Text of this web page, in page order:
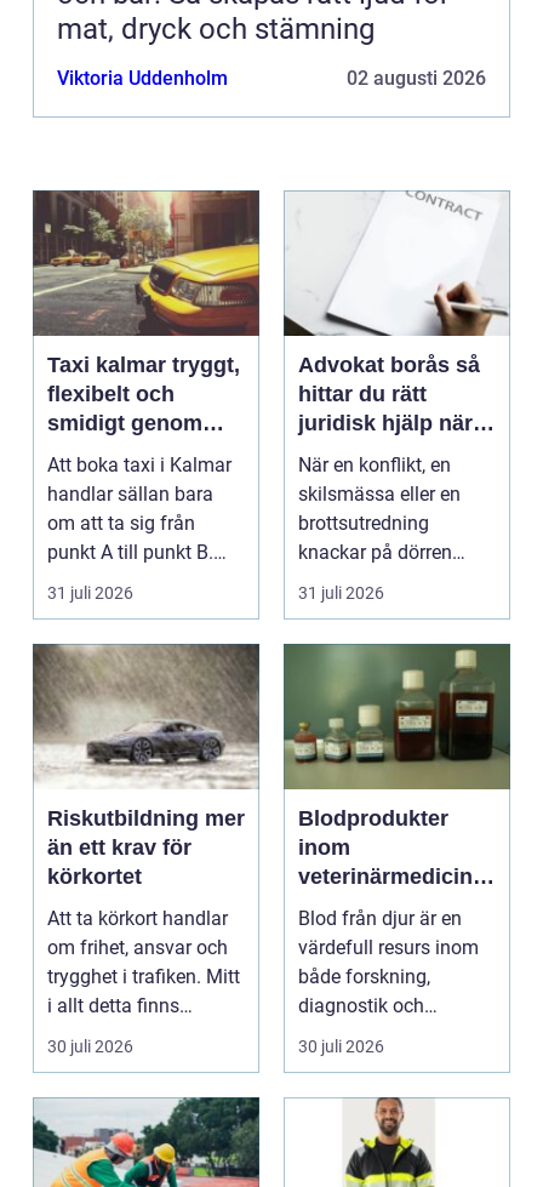
mat, dryck och stämning
Viktoria Uddenholm 02 augusti 2026
Taxi kalmar tryggt,
flexibelt och
smidigt genom
hela resan
Att boka taxi i Kalmar
handlar sällan bara
om att ta sig från
punkt A till punkt B.
För många är res...
31 juli 2026
Advokat borås så
hittar du rätt
juridisk hjälp när
livet krånglar
När en konflikt, en
skilsmässa eller en
brottsutredning
knackar på dörren
förändras vardagen
snabbt....
31 juli 2026
Riskutbildning mer
än ett krav för
körkortet
Att ta körkort handlar
om frihet, ansvar och
trygghet i trafiken. Mitt
i allt detta finns
riskutbild...
30 juli 2026
Blodprodukter
inom
veterinärmedicin
funktion, kvalitet
och användning
Blod från djur är en
värdefull resurs inom
både forskning,
diagnostik och
veterinärmedicin. När
blod...
30 juli 2026